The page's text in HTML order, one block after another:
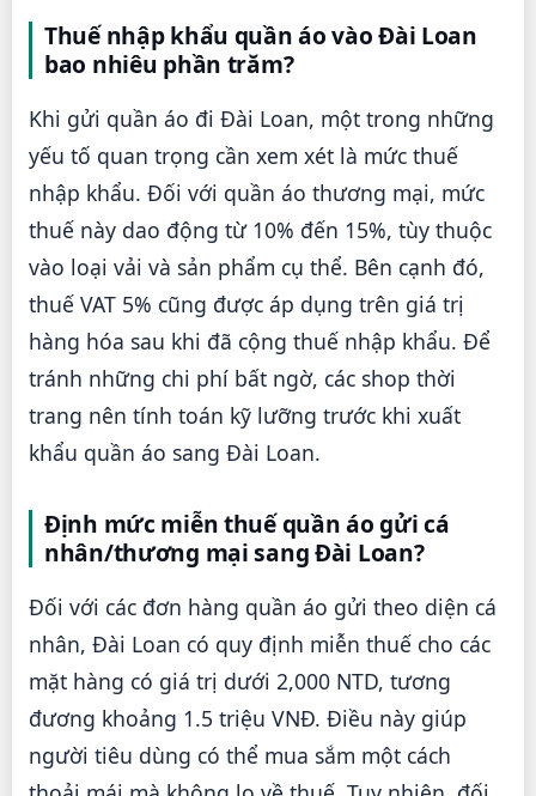
Thuế nhập khẩu quần áo vào Đài Loan
bao nhiêu phần trăm?
Khi gửi quần áo đi Đài Loan, một trong những
yếu tố quan trọng cần xem xét là mức thuế
nhập khẩu. Đối với quần áo thương mại, mức
thuế này dao động từ 10% đến 15%, tùy thuộc
vào loại vải và sản phẩm cụ thể. Bên cạnh đó,
thuế VAT 5% cũng được áp dụng trên giá trị
hàng hóa sau khi đã cộng thuế nhập khẩu. Để
tránh những chi phí bất ngờ, các shop thời
trang nên tính toán kỹ lưỡng trước khi xuất
khẩu quần áo sang Đài Loan.
Định mức miễn thuế quần áo gửi cá
nhân/thương mại sang Đài Loan?
Đối với các đơn hàng quần áo gửi theo diện cá
nhân, Đài Loan có quy định miễn thuế cho các
mặt hàng có giá trị dưới 2,000 NTD, tương
đương khoảng 1.5 triệu VNĐ. Điều này giúp
người tiêu dùng có thể mua sắm một cách